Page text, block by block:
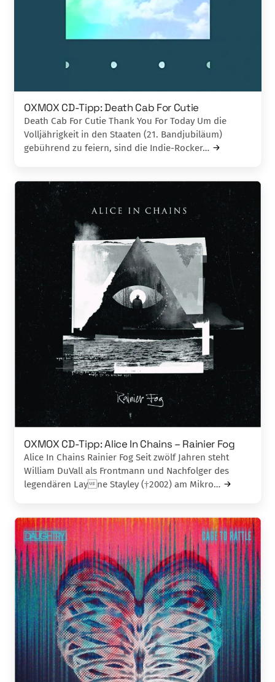
OXMOX CD-Tipp: Death Cab For Cutie
Death Cab For Cutie Thank You For Today Um die
Volljährigkeit in den Staaten (21. Bandjubiläum)
gebührend zu feiern, sind die Indie-Rocker…
OXMOX CD-Tipp: Alice In Chains – Rainier Fog
Alice In Chains Rainier Fog Seit zwölf Jahren steht
William DuVall als Frontmann und Nachfolger des
legendären Layne Stayley (†2002) am Mikro…